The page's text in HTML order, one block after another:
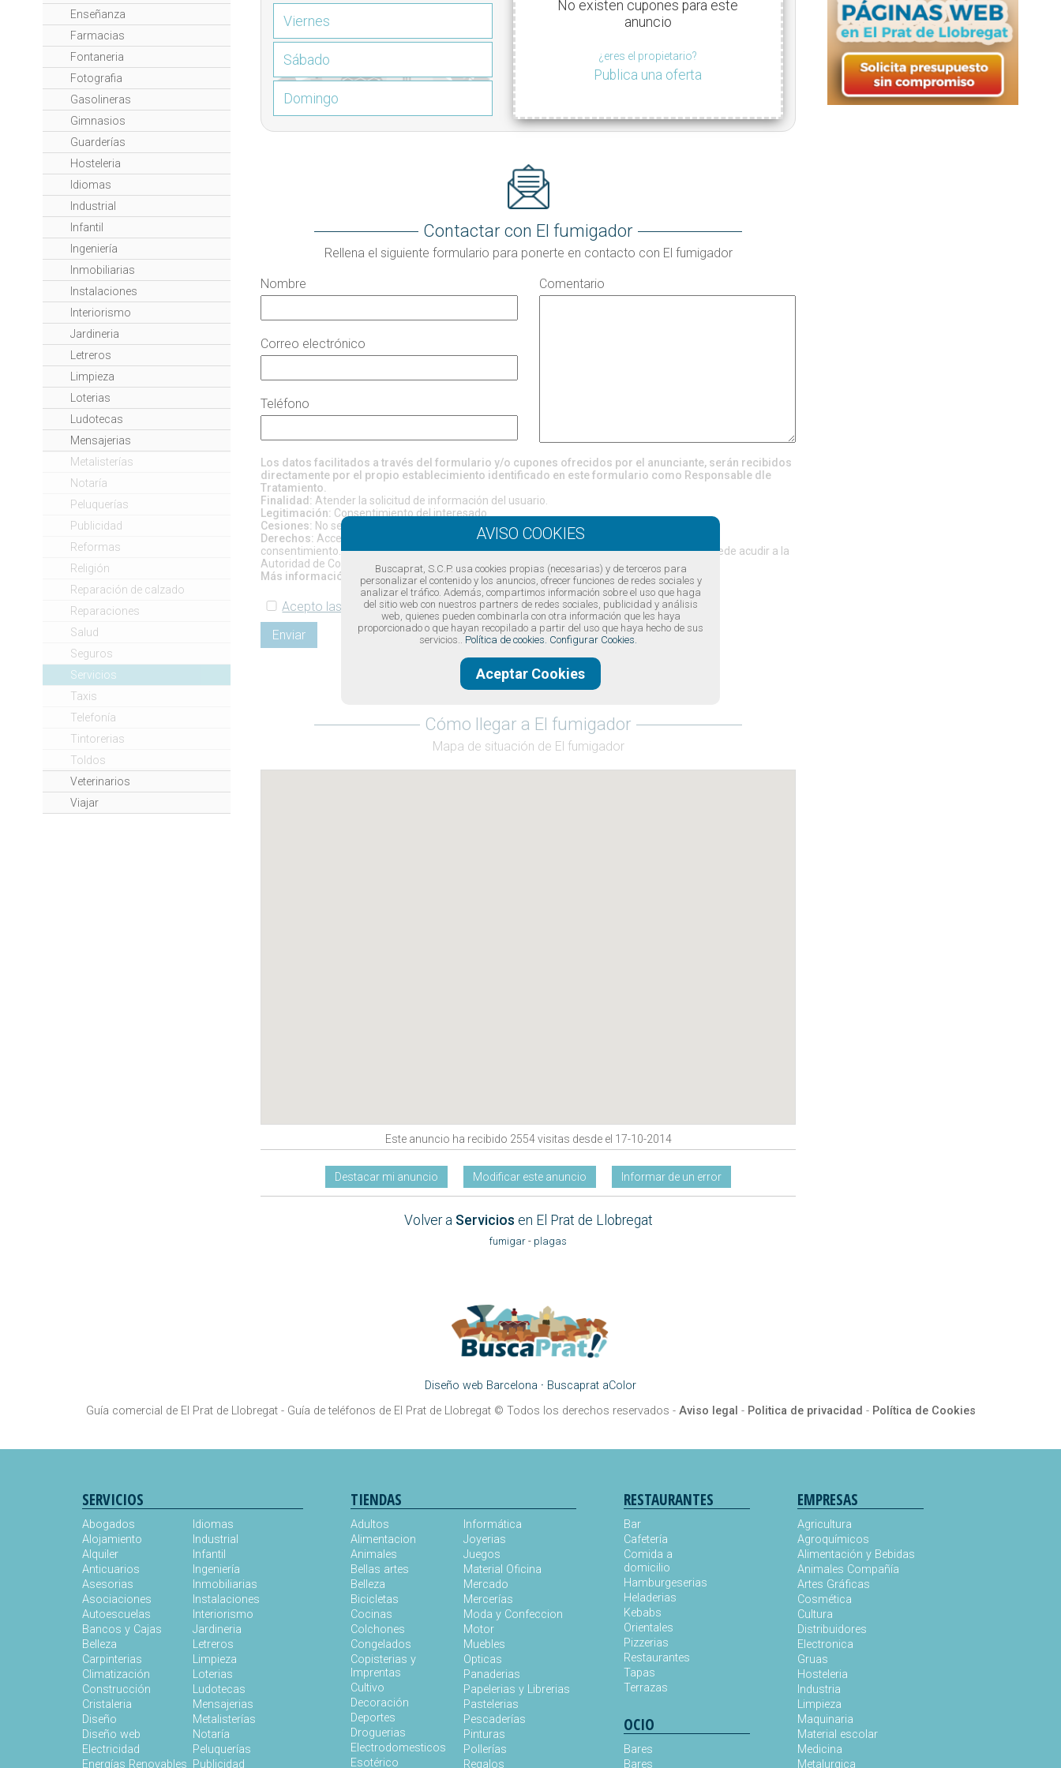
Enseñanza
Farmacias
Fontaneria
Fotografia
Gasolineras
Gimnasios
Guarderías
Hosteleria
Idiomas
Industrial
Infantil
Ingeniería
Inmobiliarias
Instalaciones
Interiorismo
Jardineria
Letreros
Limpieza
Loterias
Ludotecas
Mensajerias
Metalisterías
Notaría
Peluquerías
Publicidad
Reformas
Religión
Reparación de calzado
Reparaciones
Salud
Seguros
Servicios
Taxis
Telefonía
Tintorerias
Toldos
Veterinarios
Viajar
Viernes
Sábado
Domingo
No existen cupones para este
anuncio
¿eres el propietario?
Publica una oferta
Contactar con El fumigador
Rellena el siguiente formulario para ponerte en contacto con El fumigador
Nombre
Correo electrónico
Teléfono
Comentario
Los datos facilitados a través del formulario y/o cupones ofrecidos por el anunciante, serán recibidos
directamente por el propio establecimiento identificado en este formulario como Responsable dle
Tratamiento.
Finalidad: Atender la solicitud de información del usuario.
Legitimación: Consentimiento del interesado.
Cesiones: No se prevén cesiones, excepto por obligación legal o requerimiento judicial.
Derechos: Acceso, rectificación, supresión, oposición, limitación, portabilidad, revocación del
consentimiento. Si considera que el tratamiento de sus datos no se ajusta a la normativa, puede acudir a la
Autoridad de Control (
www.aepd.es )
Más información:
https://www.buscaprat.com/avisos-legales/privacidad/ia49747
Acepto las condiciones legales
Enviar
Cómo llegar a El fumigador
Mapa de situación de El fumigador
Este anuncio ha recibido 2554 visitas desde el 17-10-2014
Destacar mi anuncio Modificar este anuncio Informar de un error
Volver a Servicios en El Prat de Llobregat
fumigar - plagas
Diseño web Barcelona · Buscaprat aColor
Guía comercial de El Prat de Llobregat - Guía de teléfonos de El Prat de Llobregat© Todos los derechos reservados - Aviso legal - Politica de privacidad - Política de Cookies
SERVICIOS
Abogados
Alojamiento
Alquiler
Anticuarios
Asesorias
Asociaciones
Autoescuelas
Bancos y Cajas
Belleza
Carpinterias
Climatización
Construcción
Cristaleria
Diseño
Diseño web
Electricidad
Energías Renovables
Idiomas
Industrial
Infantil
Ingeniería
Inmobiliarias
Instalaciones
Interiorismo
Jardineria
Letreros
Limpieza
Loterias
Ludotecas
Mensajerias
Metalisterías
Notaría
Peluquerías
Publicidad
TIENDAS
Adultos
Alimentacion
Animales
Bellas artes
Belleza
Bicicletas
Cocinas
Colchones
Congelados
Copisterias y
Imprentas
Cultivo
Decoración
Deportes
Droguerias
Electrodomesticos
Esotérico
Informática
Joyerias
Juegos
Material Oficina
Mercado
Mercerías
Moda y Confeccion
Motor
Muebles
Opticas
Panaderias
Papelerias y Librerias
Pastelerias
Pescaderías
Pinturas
Pollerías
Regalos
RESTAURANTES
Bar
Cafetería
Comida a
domicilio
Hamburgeserias
Heladerias
Kebabs
Orientales
Pizzerias
Restaurantes
Tapas
Terrazas
OCIO
Bares
Bares
EMPRESAS
Agricultura
Agroquímicos
Alimentación y Bebidas
Animales Compañía
Artes Gráficas
Cosmética
Cultura
Distribuidores
Electronica
Gruas
Hosteleria
Industria
Limpieza
Maquinaria
Material escolar
Medicina
Metalurgica
Buscaprat, S.C.P. usa cookies propias (necesarias) y de terceros para
personalizar el contenido y los anuncios, ofrecer funciones de redes sociales y
analizar el tráfico. Además, compartimos información sobre el uso que haga
del sitio web con nuestros partners de redes sociales, publicidad y análisis
web, quienes pueden combinarla con otra información que les haya
proporcionado o que hayan recopilado a partir del uso que haya hecho de sus
servicios.. Política de cookies. Configurar Cookies.
Aceptar Cookies